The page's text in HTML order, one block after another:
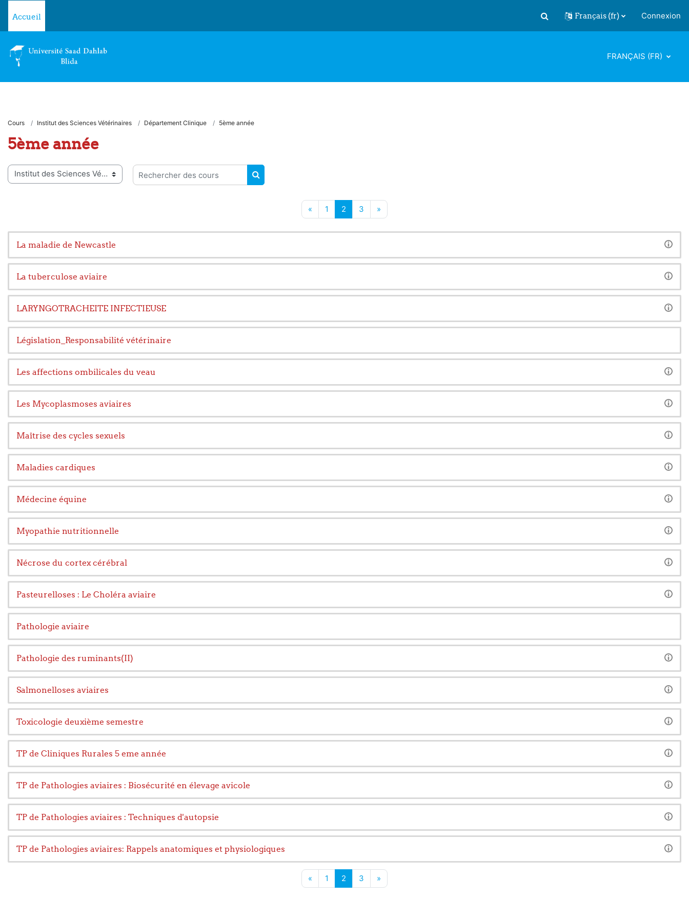
Accueil
Activer/désactiver la saisie de
Français ‎(fr)‎ Connexion
FRANÇAIS ‎(FR)‎
Cours Institut des Sciences Vétérinaires Département Clinique 5ème année
5ème année
de cours
Rechercher des cours
RECHERCHER DES COURS
« Page précédente
1 Page 1
2 Page 2
3 Page 3
»
La maladie de Newcastle
La tuberculose aviaire
LARYNGOTRACHEITE INFECTIEUSE
Législation_Responsabilité vétérinaire
Les affections ombilicales du veau
Les Mycoplasmoses aviaires
Maîtrise des cycles sexuels
Maladies cardiques
Médecine équine
Myopathie nutritionnelle
Nécrose du cortex cérébral
Pasteurelloses : Le Choléra aviaire
Pathologie aviaire
Pathologie des ruminants(II)
Salmonelloses aviaires
Toxicologie deuxième semestre
TP de Cliniques Rurales 5 eme année
TP de Pathologies aviaires : Biosécurité en élevage avicole
TP de Pathologies aviaires : Techniques d'autopsie
TP de Pathologies aviaires: Rappels anatomiques et physiologiques
« Page précédente
1 Page 1
2 Page 2
3 Page 3
»